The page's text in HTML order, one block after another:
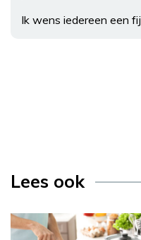
Ik wens iedereen een
Lees ook